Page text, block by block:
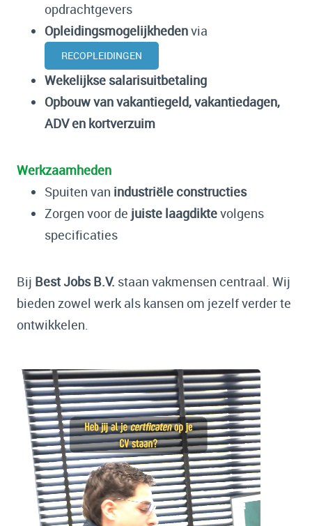
opdrachtgevers
Opleidingsmogelijkhedenvia
RECOPLEIDINGEN
Wekelijkse salarisuitbetaling
Opbouw van vakantiegeld, vakantiedagen,
ADV en kortverzuim
Werkzaamheden
Spuiten van industriële constructies
Zorgen voor de juiste laagdiktevolgens
specificaties
Bij Best Jobs B.V. staan vakmensen centraal. Wij
bieden zowel werk als kansen om jezelf verder te
ontwikkelen.